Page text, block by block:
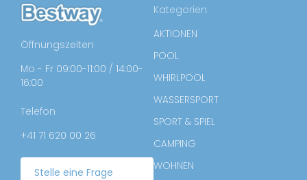
Öffnungszeiten
Mo - Fr 09:00-11:00 / 14:00-
16:00
Telefon
+41 71 620 00 26
Stelle eine Frage
Kategorien
AKTIONEN
POOL
WHIRLPOOL
WASSERSPORT
SPORT & SPIEL
CAMPING
WOHNEN